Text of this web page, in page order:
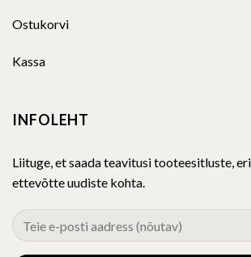
Ostukorvi
Kassa
INFOLEHT
Liituge, et saada teavitusi tooteesitluste,
ettevõtte uudiste kohta.